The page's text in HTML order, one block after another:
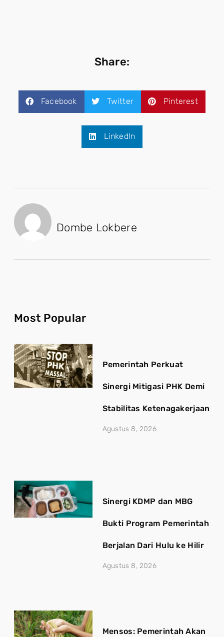
Share:
Facebook Twitter Pinterest
LinkedIn
Dombe Lokbere
Most Popular
Pemerintah Perkuat
Sinergi Mitigasi PHK Demi
Stabilitas Ketenagakerjaan
Agustus 8, 2026
Sinergi KDMP dan MBG
Bukti Program Pemerintah
Berjalan Dari Hulu ke Hilir
Agustus 8, 2026
Mensos: Pemerintah Akan